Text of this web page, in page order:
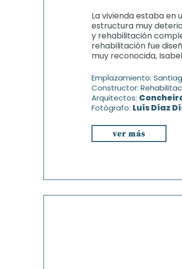
La vivienda estaba en
estructura muy
y rehabilitación
rehabilitación fue
muy reconocida,
Emplazamiento:
Constructor:
Arquitectos:
Fotógrafo: Luís Díaz
ver más